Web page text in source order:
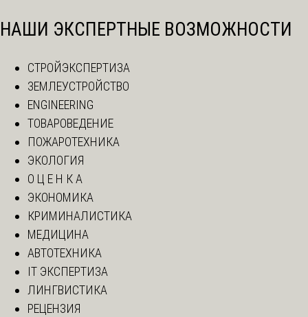
НАШИ ЭКСПЕРТНЫЕ ВОЗМОЖНОСТИ
СТРОЙЭКСПЕРТИЗА
ЗЕМЛЕУСТРОЙСТВО
ENGINEERING
ТОВАРОВЕДЕНИЕ
ПОЖАРОТЕХНИКА
ЭКОЛОГИЯ
О Ц Е Н К А
ЭКОНОМИКА
КРИМИНАЛИСТИКА
МЕДИЦИНА
АВТОТЕХНИКА
IT ЭКСПЕРТИЗА
ЛИНГВИСТИКА
РЕЦЕНЗИЯ